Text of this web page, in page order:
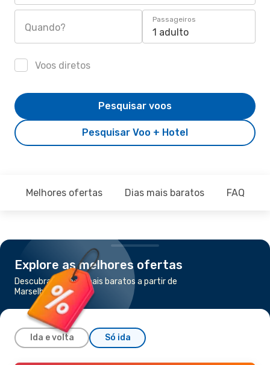
Quando?
Passageiros
1 adulto
Voos diretos
Pesquisar Voo + Hotel
Pesquisar voos
Melhores ofertas Dias mais baratos FAQ
Explore as melhores ofertas
Descubra os voos mais baratos a partir de
Marselha para Orão
Ida e volta Só ida